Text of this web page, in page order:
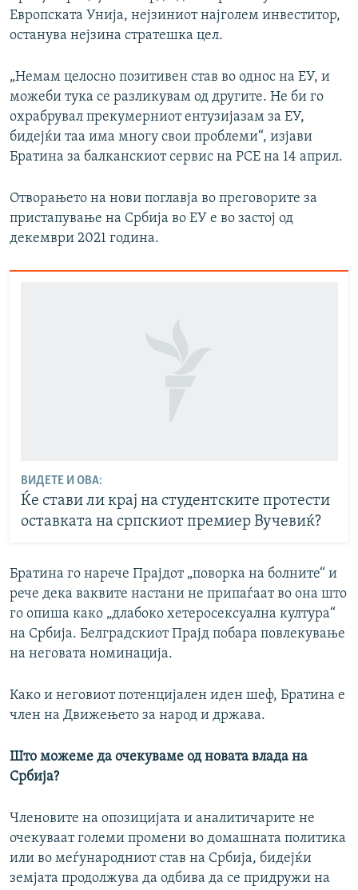
Европската Унија, нејзиниот најголем инвеститор,
останува нејзина стратешка цел.
„Немам целосно позитивен став во однос на ЕУ, и
можеби тука се разликувам од другите. Не би го
охрабрувал прекумерниот ентузијазам за ЕУ,
бидејќи таа има многу свои проблеми“, изјави
Братина за балканскиот сервис на РСЕ на 14 април.
Отворањето на нови поглавја во преговорите за
пристапување на Србија во ЕУ е во застој од
декември 2021 година.
ВИДЕТЕ И ОВА:
Ќе стави ли крај на студентските протести
оставката на српскиот премиер Вучевиќ?
Братина го нарече Прајдот „поворка на болните“ и
рече дека ваквите настани не припаѓаат во она што
го опиша како „длабоко хетеросексуална култура“
на Србија. Белградскиот Прајд побара повлекување
на неговата номинација.
Како и неговиот потенцијален иден шеф, Братина е
член на Движењето за народ и држава.
Што можеме да очекуваме од новата влада на
Србија?
Членовите на опозицијата и аналитичарите не
очекуваат големи промени во домашната политика
или во меѓународниот став на Србија, бидејќи
земјата продолжува да одбива да се придружи на